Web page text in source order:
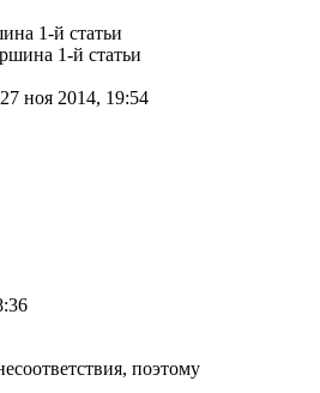
1-й статьи
27 ноя 2014, 19:54
поэтому